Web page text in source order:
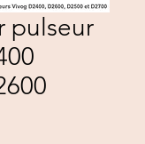
pulseur